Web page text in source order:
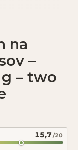
na
–
– two
15,7/20